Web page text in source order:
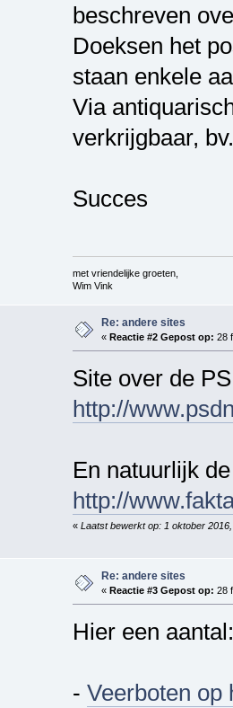
beschreven
Doeksen het
staan enkele
Via
verkrijgbaar,
Succes
met vriendelijke groeten,
Wim Vink
Re: andere sites
« Reactie #2 Gepost op: 28
Site over de
http://
En natuurlijk
http://
« Laatst bewerkt op: 1 oktober
Re: andere sites
« Reactie #3 Gepost op: 28
Hier een aantal:
- Veerboten op